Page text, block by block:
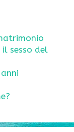
sesso del